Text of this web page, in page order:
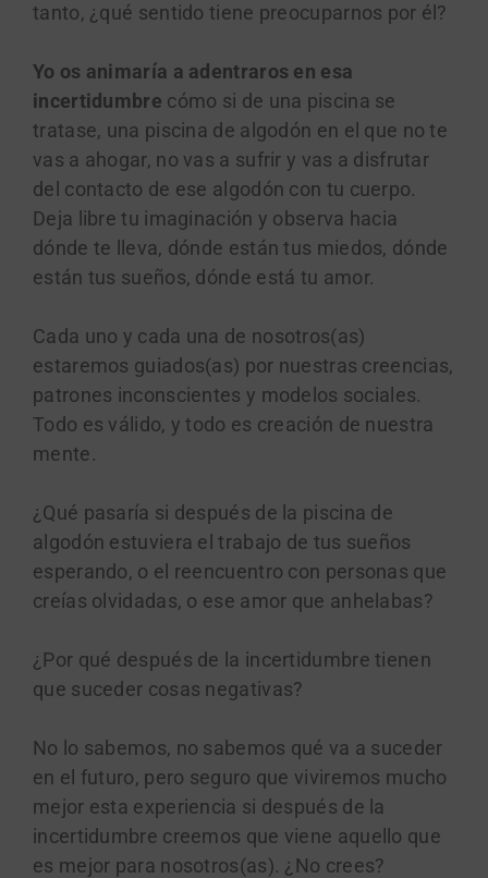
tanto, ¿qué sentido tiene preocuparnos por él?
Yo os animaría a adentraros en esa
incertidumbre cómo si de una piscina se
tratase, una piscina de algodón en el que no te
vas a ahogar, no vas a sufrir y vas a disfrutar
del contacto de ese algodón con tu cuerpo.
Deja libre tu imaginación y observa hacia
dónde te lleva, dónde están tus miedos, dónde
están tus sueños, dónde está tu amor.
Cada uno y cada una de nosotros(as)
estaremos guiados(as) por nuestras creencias,
patrones inconscientes y modelos sociales.
Todo es válido, y todo es creación de nuestra
mente.
¿Qué pasaría si después de la piscina de
algodón estuviera el trabajo de tus sueños
esperando, o el reencuentro con personas que
creías olvidadas, o ese amor que anhelabas?
¿Por qué después de la incertidumbre tienen
que suceder cosas negativas?
No lo sabemos, no sabemos qué va a suceder
en el futuro, pero seguro que viviremos mucho
mejor esta experiencia si después de la
incertidumbre creemos que viene aquello que
es mejor para nosotros(as). ¿No crees?